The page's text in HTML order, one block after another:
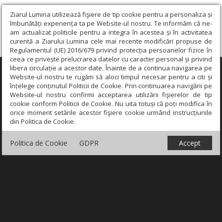
Ziarul Lumina utilizează fişiere de tip cookie pentru a personaliza și
îmbunătăți experiența ta pe Website-ul nostru. Te informăm că ne-
am actualizat politicile pentru a integra în acestea și în activitatea
curentă a Ziarului Lumina cele mai recente modificări propuse de
Regulamentul (UE) 2016/679 privind protecția persoanelor fizice în
ceea ce privește prelucrarea datelor cu caracter personal și privind
libera circulație a acestor date. Înainte de a continua navigarea pe
Website-ul nostru te rugăm să aloci timpul necesar pentru a citi și
înțelege conținutul Politicii de Cookie. Prin continuarea navigării pe
Website-ul nostru confirmi acceptarea utilizării fişierelor de tip
cookie conform Politicii de Cookie. Nu uita totuși că poți modifica în
orice moment setările acestor fişiere cookie urmând instrucțiunile
din Politica de Cookie.
Politica de Cookie GDPR Accept
×